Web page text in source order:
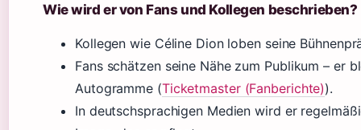
Wie wird er von Fans und Kollegen beschrieben?
Kollegen wie Céline Dion loben seine
Fans schätzen seine Nähe zum Publikum – er
Autogramme (Ticketmaster (Fanberichte)).
In deutschsprachigen Medien wird er